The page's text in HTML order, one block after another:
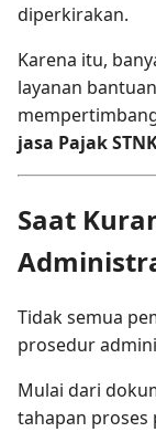
diperkirakan.
Karena itu,
layanan
jasa Pajak
Saat
Tidak semua
prosedur
Mulai dari
tahapan proses